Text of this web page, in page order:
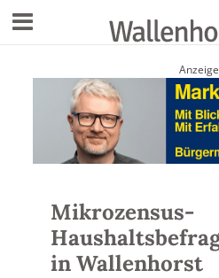
Anzeige
Mikrozensus-
in Wallenhorst